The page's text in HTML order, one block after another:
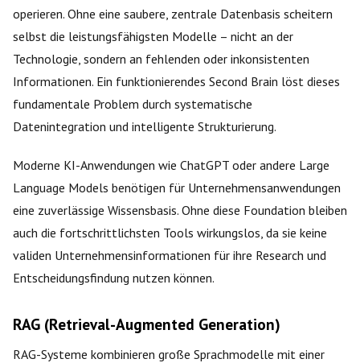
operieren. Ohne eine saubere, zentrale Datenbasis scheitern
selbst die leistungsfähigsten Modelle – nicht an der
Technologie, sondern an fehlenden oder inkonsistenten
Informationen. Ein funktionierendes Second Brain löst dieses
fundamentale Problem durch systematische
Datenintegration und intelligente Strukturierung.
Moderne KI-Anwendungen wie ChatGPT oder andere Large
Language Models benötigen für Unternehmensanwendungen
eine zuverlässige Wissensbasis. Ohne diese Foundation bleiben
auch die fortschrittlichsten Tools wirkungslos, da sie keine
validen Unternehmensinformationen für ihre Research und
Entscheidungsfindung nutzen können.
RAG (Retrieval-Augmented Generation)
RAG-Systeme kombinieren große Sprachmodelle mit einer